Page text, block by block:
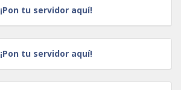
¡Pon tu servidor aquí!
¡Pon tu servidor aquí!